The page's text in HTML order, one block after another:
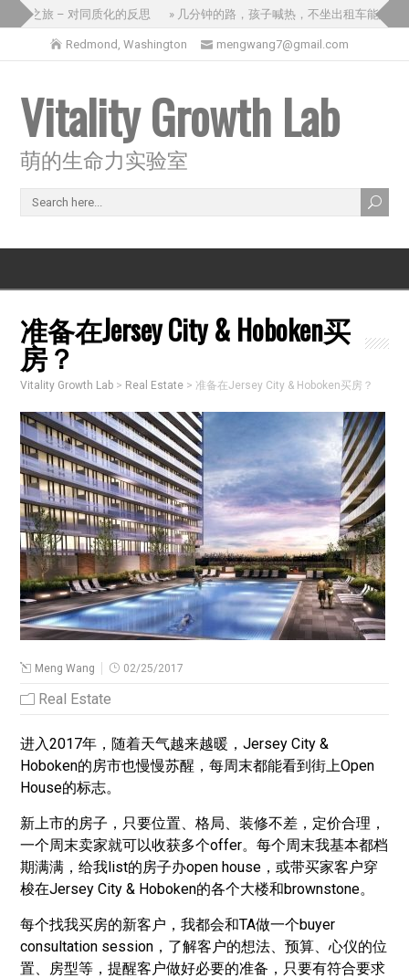
国之旅 – 对同质化的反思 » 几分钟的路，孩子喊热，不坐出租车能怎么
Redmond, Washington mengwang7@gmail.com
Vitality Growth Lab
萌的生命力实验室
准备在Jersey City & Hoboken买
房？
Vitality Growth Lab > Real Estate > 准备在Jersey City & Hoboken买房？
Meng Wang 02/25/2017
Real Estate
进入2017年，随着天气越来越暖，Jersey City &
Hoboken的房市也慢慢苏醒，每周末都能看到街上Open
House的标志。
新上市的房子，只要位置、格局、装修不差，定价合理，
一个周末卖家就可以收获多个offer。每个周末我基本都档
期满满，给我list的房子办open house，或带买家客户穿
梭在Jersey City & Hoboken的各个大楼和brownstone。
每个找我买房的新客户，我都会和TA做一个buyer
consultation session，了解客户的想法、预算、心仪的位
置、房型等，提醒客户做好必要的准备，只要有符合要求